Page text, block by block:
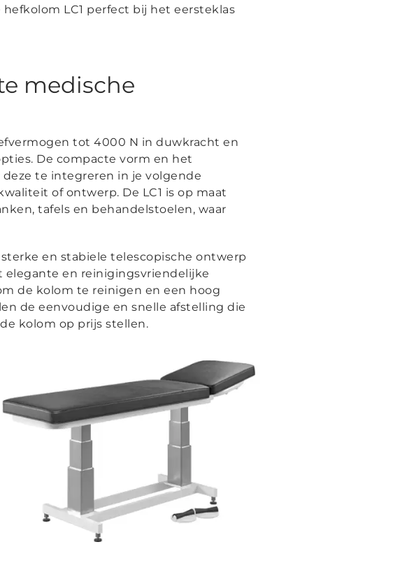
LC1 perfect bij het eersteklas
medische
tot 4000 N in duwkracht en
De compacte vorm en het
te integreren in je volgende
of ontwerp. De LC1 is op maat
tafels en behandelstoelen, waar
en stabiele telescopische ontwerp
elegante en reinigingsvriendelijke
de kolom te reinigen en een hoog
de eenvoudige en snelle afstelling die
kolom op prijs stellen.